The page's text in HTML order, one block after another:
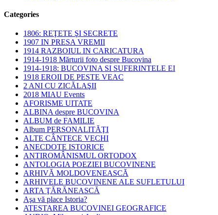
Categories
1806: REŢETE ŞI SECRETE
1907 IN PRESA VREMII
1914 RAZBOIUL IN CARICATURA
1914-1918 Mărturii foto despre Bucovina
1914-1918: BUCOVINA SI SUFERINTELE EI
1918 EROII DE PESTE VEAC
2 ANI CU ZICĂLAŞII
2018 MIAU Events
AFORISME UITATE
ALBINA despre BUCOVINA
ALBUM de FAMILIE
Album PERSONALITĂŢI
ALTE CÂNTECE VECHI
ANECDOTE ISTORICE
ANTIROMÂNISMUL ORTODOX
ANTOLOGIA POEZIEI BUCOVINENE
ARHIVĂ MOLDOVENEASCĂ
ARHIVELE BUCOVINENE ALE SUFLETULUI
ARTA ŢĂRĂNEASCĂ
Aşa vă place Istoria?
ATESTAREA BUCOVINEI GEOGRAFICE